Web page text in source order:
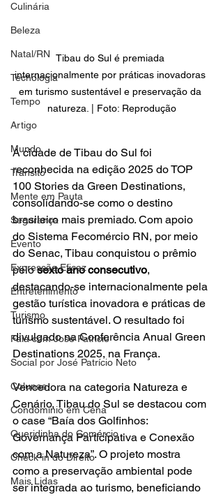
Culinária
Beleza
Natal/RN
Tecnologia
Tempo
Artigo
Mundo
Trânsito
Mente em Pauta
Segurança
Evento
Expressão Eficaz
Entretenimento
Turismo
Fala com José Patrício
Social por José Patrício Neto
Colunas
Condomínio em Cena
Queridinha do Comércio
Check-in do Direito
Mais Lidas
Tibau do Sul é premiada
internacionalmente por práticas inovadoras
em turismo sustentável e preservação da
natureza. | Foto: Reprodução
A cidade de Tibau do Sul foi
reconhecida na edição 2025 do TOP
100 Stories da Green Destinations,
consolidando-se como o destino
brasileiro mais premiado. Com apoio
do Sistema Fecomércio RN, por meio
do Senac, Tibau conquistou o prêmio
pelo sexto ano consecutivo,
destacando-se internacionalmente pela
gestão turística inovadora e práticas de
turismo sustentável. O resultado foi
divulgado na Conferência Anual Green
Destinations 2025, na França.
Vencedora na categoria Natureza e
Cenário, Tibau do Sul se destacou com
o case “Baía dos Golfinhos:
Governança Participativa e Conexão
com a Natureza”. O projeto mostra
como a preservação ambiental pode
ser integrada ao turismo, beneficiando